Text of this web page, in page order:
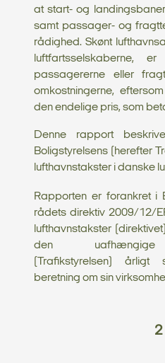
at start- og
samt passager- og
rådighed. Skønt
passagererne eller
omkostningerne,
den endelige pris, som
Denne rapport
Boligstyrelsens (herefter
lufthavnstakster i danske
Rapporten er forankret i
rådets direktiv 2009/12/
lufthavnstakster
den uafhængige
(Trafikstyrelsen)
beretning om sin
2